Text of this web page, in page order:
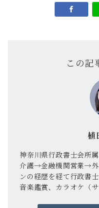
この記
植
神奈川県行政書士会所
介護→金融機関営業→外
ンの経歴を経て行政書
音楽鑑賞、カラオケ（